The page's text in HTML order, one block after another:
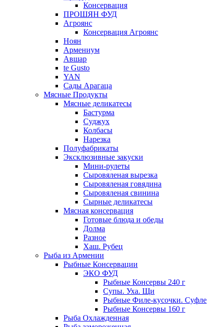
Консервация
ПРОШЯН ФУД
Агроянс
Консервация Агроянс
Ноян
Армениум
Авшар
te Gusto
YAN
Сады Арагаца
Мясные Продукты
Мясные деликатесы
Бастурма
Суджух
Колбасы
Нарезка
Полуфабрикаты
Эксклюзивные закуски
Мини-рулеты
Сыровяленая вырезка
Сыровяленая говядина
Сыровяленая свинина
Сырные деликатесы
Мясная консервация
Готовые блюда и обеды
Долма
Разное
Хаш. Рубец
Рыба из Армении
Рыбные Консервации
ЭКО ФУД
Рыбные Консервы 240 г
Супы. Уха. Щи
Рыбные Филе-кусочки. Суфле
Рыбные Консервы 160 г
Рыба Охлажденная